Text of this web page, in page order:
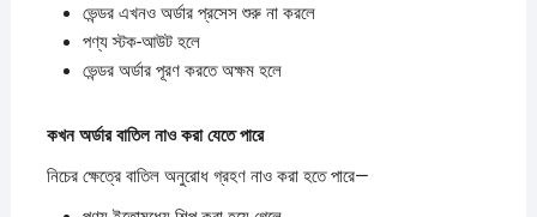
ভেন্ডর এখনও অর্ডার প্রসেস শুরু না করলে
পণ্য স্টক-আউট হলে
ভেন্ডর অর্ডার পূরণ করতে অক্ষম হলে
কখনঅর্ডারবাতিলনাওকরাযেতেপারে
নিচের ক্ষেত্রে বাতিল অনুরোধ গ্রহণ নাও করা হতে পারে—